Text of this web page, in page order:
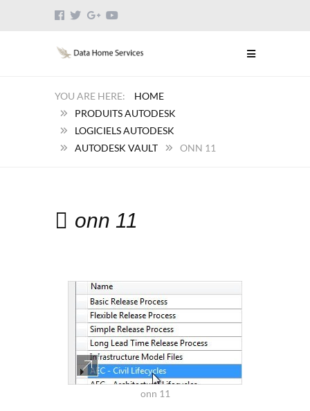
HOME
PRODUITS AUTODESK
LOGICIELS AUTODESK
AUTODESK VAULT
ONN 11
onn 11
onn 11